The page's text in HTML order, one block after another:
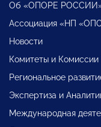
Об «ОПОРЕ
Ассоциация «НП
Новости
Комитеты и Комиссии
Региональное
Экспертиза и
Международная